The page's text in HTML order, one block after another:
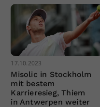
17.10.2023
Misolic in Stockholm
mit bestem
Karrieresieg, Thiem
in Antwerpen weiter